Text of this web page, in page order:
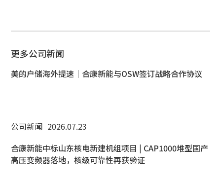
更多公司新闻
美的户储海外提速｜合康新能与OSW签订战略合作协议
公司新闻 2026.07.23
合康新能中标山东核电新建机组项目 | CAP1000堆型国产
高压变频器落地，核级可靠性再获验证